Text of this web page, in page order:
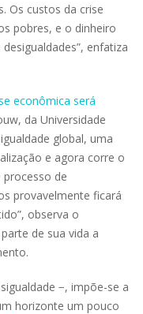
Os custos da crise
pobres, e o dinheiro
enfatiza
econômica será
da Universidade
global, uma
e agora corre o
processo de
provavelmente ficará
observa o
de sua vida a
−, impõe-se a
horizonte um pouco